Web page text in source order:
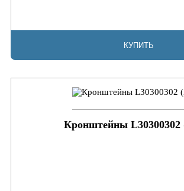
КУПИТЬ
Кронштейны